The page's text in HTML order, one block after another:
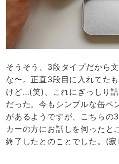
そうそう、3段タイプだから
な〜。正直3段目に入れてた
けど…(笑)、これにぎっしり
だった。今もシンプルな缶ペ
があるようですが、こちらの
カーの方にお話しを伺ったと
終了したとのことでした。(